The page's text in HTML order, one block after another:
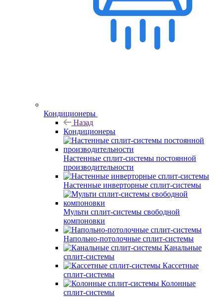
Кондиционеры
Назад
Кондиционеры
Настенные сплит-системы постоянной
производительности
Настенные инверторные сплит-системы
Мульти сплит-системы свободной
компоновки
Напольно-потолочные сплит-системы
Канальные
сплит-системы
Кассетные
сплит-системы
Колонные
сплит-системы